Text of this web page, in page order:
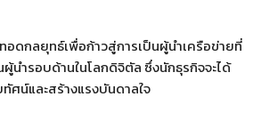
ดกลยุทธ์เพื่อก้าวสู่การเป็นผู้นำเครือข่ายที่
นำรอบด้านในโลกดิจิตัล ซึ่งนักธุรกิจจะได้
ศน์และสร้างแรงบันดาลใจ